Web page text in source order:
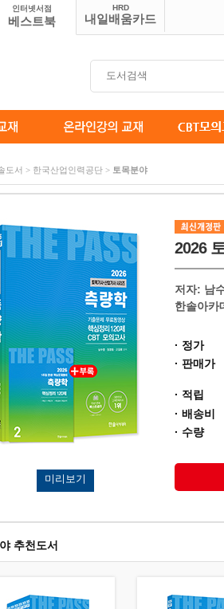
인터넷서점
베스트북
HRD
내일배움카드
도서 > 한국산업인력공단 > 토목분야
미리보기
2026
저자: 남
한솔아카
· 정가
· 판매가
· 적립
· 배송비
· 수량
추천도서